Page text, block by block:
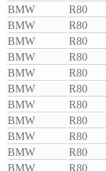
BMW
R80
BMW
R80
BMW
R80
BMW
R80
BMW
R80
BMW
R80
BMW
R80
BMW
R80
BMW
R80
BMW
R80
BMW
R80